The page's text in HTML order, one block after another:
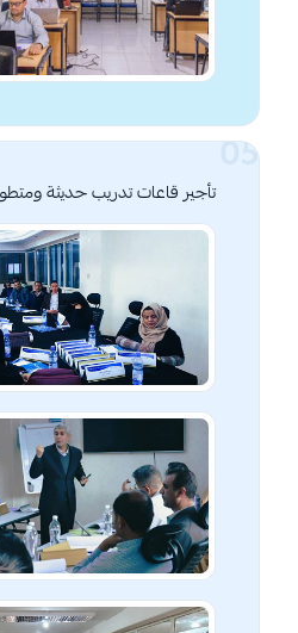
تأجير قاعات تدريب حديثة ومتطورة